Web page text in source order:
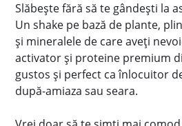
Slăbește fără să te gândești la
Un shake pe bază de plante,
și mineralele de care aveți
activator și proteine premium
gustos și perfect ca înlocuitor
după-amiaza sau seara.